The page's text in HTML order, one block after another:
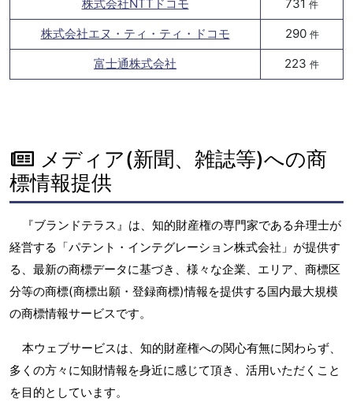
株式会社NTTドコモ
731 件
株式会社エヌ・ティ・ティ・ドコモ 290 件
富士通株式会社 223 件
メディア(新聞、雑誌等)への商
標情報提供
『ブランドテラス』は、知的財産権の専門家である弁理士が
経営する「パテント・インテグレーション株式会社」が提供す
る、最新の商標データに基づき、様々な企業、エリア、商標区
分等の商標(商標出願・登録商標)情報を提供する国内最大規模
の商標情報サービスです。
本ウェブサービスは、知的財産権への関心有無に関わらず、
多くの方々に知財情報を身近に感じて頂き、活用いただくこと
を目的としています。